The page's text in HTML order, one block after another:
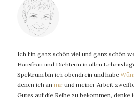
Ich bin ganz schön viel und ganz schön
Hausfrau und Dichterin in allen
Spektrum bin ich obendrein und habe
denen ich an mir und meiner Arbeit
Gutes auf die Reihe zu bekommen, denke